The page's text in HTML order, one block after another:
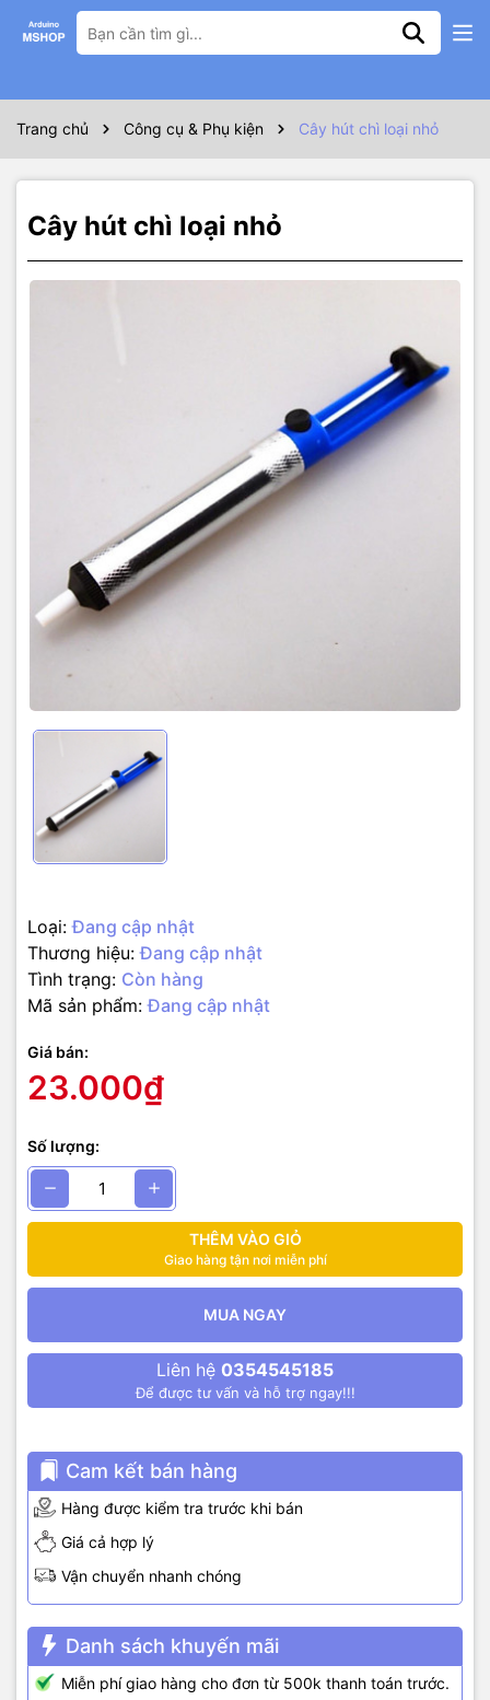
Trang chủ Công cụ & Phụ kiện Cây hút chì loại nhỏ
Cây hút chì loại nhỏ
Loại: Đang cập nhật
Thương hiệu: Đang cập nhật
Tình trạng: Còn hàng
Mã sản phẩm: Đang cập nhật
Giá bán:
23.000₫
Số lượng:
THÊM VÀO GIỎ
Giao hàng tận nơi miễn phí
MUA NGAY
Liên hệ 0354545185
Để được tư vấn và hỗ trợ ngay!!!
Cam kết bán hàng
Hàng được kiểm tra trước khi bán
Giá cả hợp lý
Vận chuyển nhanh chóng
Danh sách khuyến mãi
Miễn phí giao hàng cho đơn từ 500k thanh toán trước.
Thông số kỹ thuật
Dùng hút chì trong mạch khi muốn hút lấy linh kiện hư lỗi ra khỏi
mạch hoặc lấy linh kiện ra để thay thế.